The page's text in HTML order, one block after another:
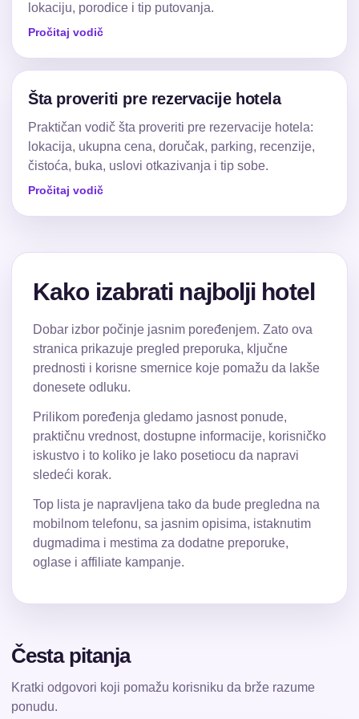
lokaciju, porodice i tip putovanja.
Pročitaj vodič
Šta proveriti pre rezervacije hotela
Praktičan vodič šta proveriti pre rezervacije hotela:
lokacija, ukupna cena, doručak, parking, recenzije,
čistoća, buka, uslovi otkazivanja i tip sobe.
Pročitaj vodič
Kako izabrati najbolji hotel
Dobar izbor počinje jasnim poređenjem. Zato ova
stranica prikazuje pregled preporuka, ključne
prednosti i korisne smernice koje pomažu da lakše
donesete odluku.
Prilikom poređenja gledamo jasnost ponude,
praktičnu vrednost, dostupne informacije, korisničko
iskustvo i to koliko je lako posetiocu da napravi
sledeći korak.
Top lista je napravljena tako da bude pregledna na
mobilnom telefonu, sa jasnim opisima, istaknutim
dugmadima i mestima za dodatne preporuke,
oglase i affiliate kampanje.
Česta pitanja
Kratki odgovori koji pomažu korisniku da brže razume
ponudu.